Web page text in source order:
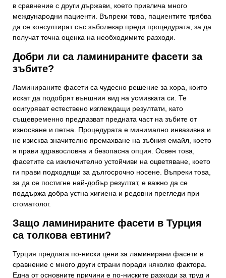
в сравнение с други държави, което привлича много
международни пациенти. Въпреки това, пациентите трябва
да се консултират със зъболекар преди процедурата, за да
получат точна оценка на необходимите разходи.
Добри ли са ламинираните фасети за
зъбите?
Ламинираните фасети са чудесно решение за хора, които
искат да подобрят външния вид на усмивката си. Те
осигуряват естествено изглеждащи резултати, като
същевременно предпазват предната част на зъбите от
износване и петна. Процедурата е минимално инвазивна и
не изисква значително премахване на зъбния емайл, което
я прави здравословна и безопасна опция. Освен това,
фасетите са изключително устойчиви на оцветяване, което
ги прави подходящи за дългосрочно носене. Въпреки това,
за да се постигне най-добър резултат, е важно да се
поддържа добра устна хигиена и редовни прегледи при
стоматолог.
Защо ламинираните фасети в Турция
са толкова евтини?
Турция предлага по-ниски цени за ламинирани фасети в
сравнение с много други страни поради няколко фактора.
Една от основните причини е по-ниските разходи за труд и